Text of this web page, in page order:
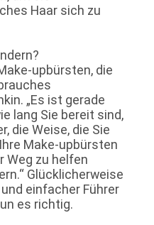
Haar sich zu
upbürsten, die
„Es ist gerade
lang Sie bereit sind,
die Weise, die Sie
Make-upbürsten
Weg zu helfen
Glücklicherweise
einfacher Führer
es richtig.